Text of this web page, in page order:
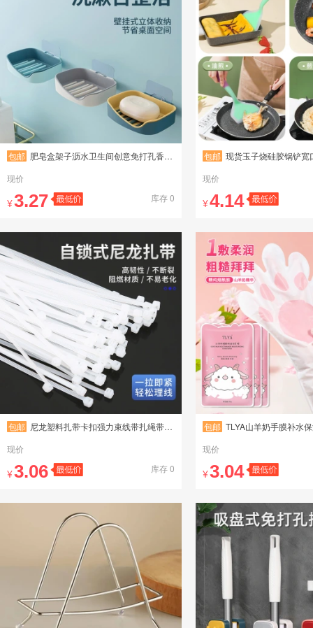
包邮 肥皂盒架子沥水卫生间创意免打孔香皂置物架家用吸盘壁挂式香皂盒
现价
¥3.27 库存 0
包邮 现货玉子烧硅胶锅铲宽口披萨铲牛排不
现价
¥4.14
包邮 尼龙塑料扎带卡扣强力束线带扎绳带电线捆绑带固定器自锁式扎线带
现价
¥3.06 库存 0
包邮 TLYA山羊奶手膜补水保湿去角质烟酰胺亮肤
现价
¥3.04